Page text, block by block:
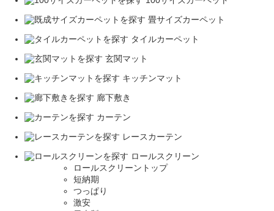
畳サイズカーペット
タイルカーペット
玄関マット
キッチンマット
廊下敷き
カーテン
レースカーテン
ロールスクリーン
ロールスクリーントップ
短納期
つっぱり
激安